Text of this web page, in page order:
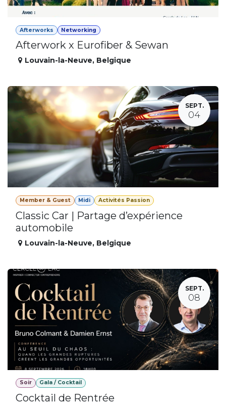
Afterworks Networking
Afterwork x Eurofiber & Sewan
Louvain-la-Neuve, Belgique
SEPT.
04
Member & Guest Midi Activités Passion
Classic Car | Partage d’expérience
automobile
Louvain-la-Neuve, Belgique
SEPT.
08
Soir Gala / Cocktail
Cocktail de Rentrée